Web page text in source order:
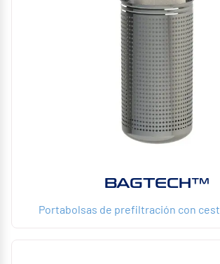
BAGTECH™
Portabolsas de prefiltración con